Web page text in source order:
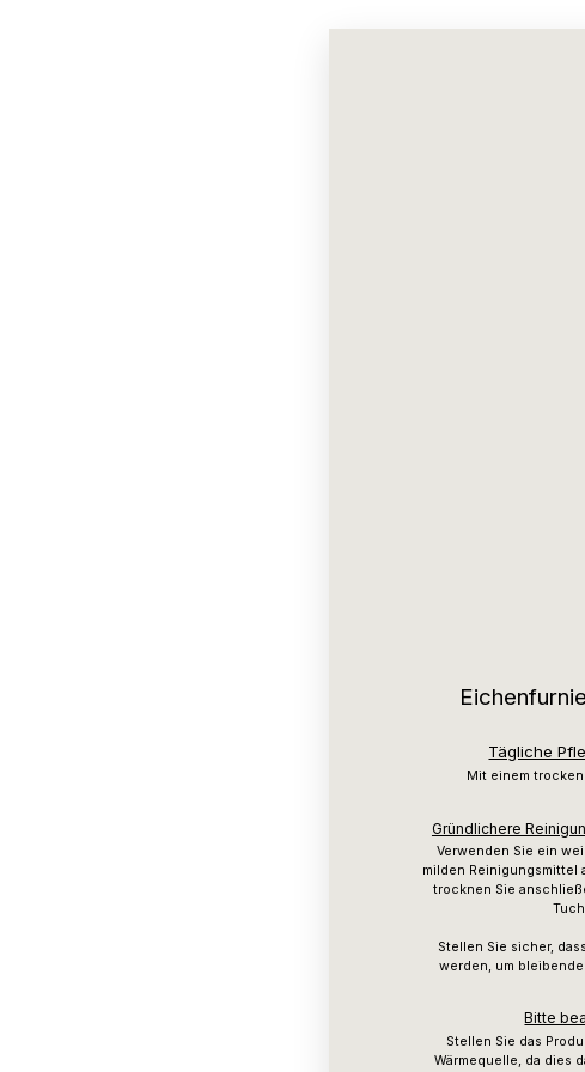
Tägliche
Mit einem
Gründlichere
Verwenden Sie ein
milden Reinigungsmittel
trocknen Sie
Stellen Sie sicher,
werden, um
Bitte
Stellen Sie das
Wärmequelle, da dies